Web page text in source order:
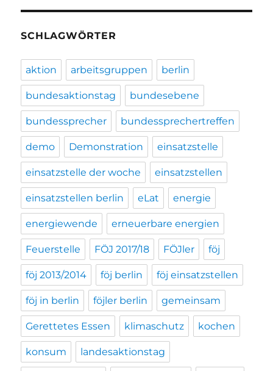
SCHLAGWÖRTER
aktion arbeitsgruppen berlin
bundesaktionstag bundesebene
bundessprecher bundessprechertreffen
demo Demonstration einsatzstelle
einsatzstelle der woche einsatzstellen
einsatzstellen berlin eLat energie
energiewende erneuerbare energien
Feuerstelle FÖJ 2017/18 FÖJler föj
föj 2013/2014 föj berlin föj einsatzstellen
föj in berlin föjler berlin gemeinsam
Gerettetes Essen klimaschutz kochen
konsum landesaktionstag